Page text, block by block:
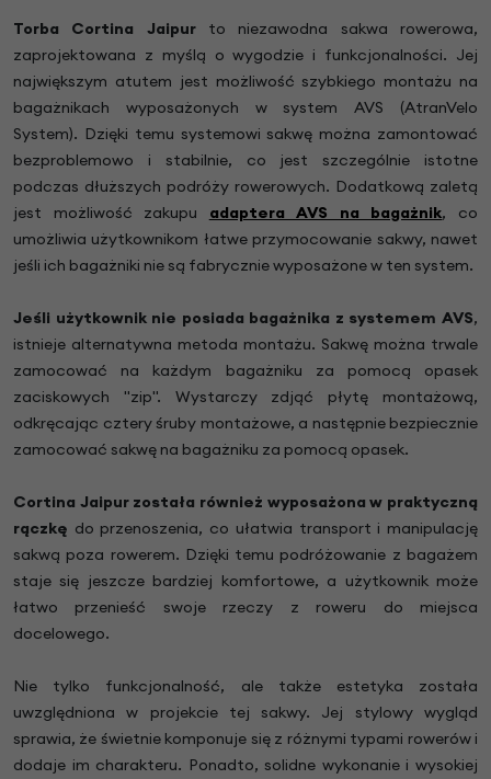
Torba Cortina Jaipurto niezawodna sakwa rowerowa,
zaprojektowana z myślą o wygodzie i funkcjonalności. Jej
największym atutem jest możliwość szybkiego montażu na
bagażnikach wyposażonych w system AVS (AtranVelo
System). Dzięki temu systemowi sakwę można zamontować
bezproblemowo i stabilnie, co jest szczególnie istotne
podczas dłuższych podróży rowerowych. Dodatkową zaletą
jest możliwość zakupu adaptera AVS na bagażnik, co
umożliwia użytkownikom łatwe przymocowanie sakwy, nawet
jeśli ich bagażniki nie są fabrycznie wyposażone w ten system.
Jeśli użytkownik nie posiada bagażnika z systemem AVS,
istnieje alternatywna metoda montażu. Sakwę można trwale
zamocować na każdym bagażniku za pomocą opasek
zaciskowych "zip". Wystarczy zdjąć płytę montażową,
odkręcając cztery śruby montażowe, a następnie bezpiecznie
zamocować sakwę na bagażniku za pomocą opasek.
Cortina Jaipur została również wyposażona w praktyczną
rączkę do przenoszenia, co ułatwia transport i manipulację
sakwą poza rowerem. Dzięki temu podróżowanie z bagażem
staje się jeszcze bardziej komfortowe, a użytkownik może
łatwo przenieść swoje rzeczy z roweru do miejsca
docelowego.
Nie tylko funkcjonalność, ale także estetyka została
uwzględniona w projekcie tej sakwy. Jej stylowy wygląd
sprawia, że świetnie komponuje się z różnymi typami rowerów i
dodaje im charakteru. Ponadto, solidne wykonanie i wysokiej